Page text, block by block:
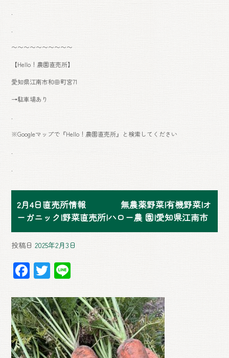
.
.
〜〜〜〜〜〜〜〜〜〜
【Hello！農園直売所】
愛知県江南市和田町宮71
→駐車場あり
.
※Googleマップで『Hello！農園直売所』と検索してください
.
.
2月4日直売所情報 無農薬野菜|有機野菜|オ
ーガニック|野菜直売所|ハロー農 園|愛知県江南市
投稿日 2025年2月3日
F
ac
e
b
o
ok
T
wi
tt
er